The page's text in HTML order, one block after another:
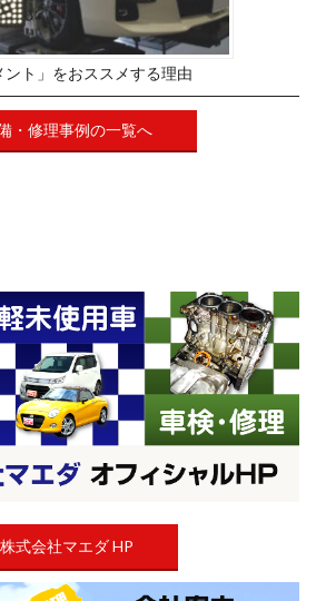
ト」をおススメする理由
・修理事例の一覧へ
株式会社マエダ HP